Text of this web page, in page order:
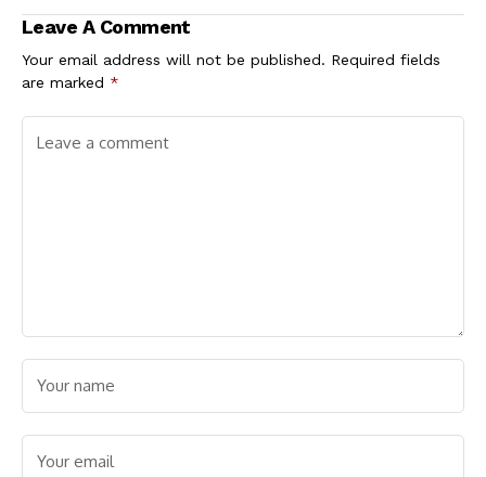
ಅಲ್ಲ ಎಂದ ಸಿಯಾ ಗೋಯಲ್
Leave A Comment
Your email address will not be published. Required fields
are marked *